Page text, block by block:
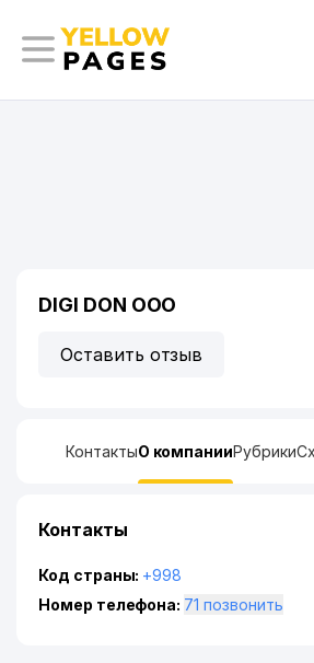
DIGI DON ООО
Оставить отзыв
КонтактыО компанииРубрики
Контакты
Код страны: +998
Номер телефона:
71 позвонить